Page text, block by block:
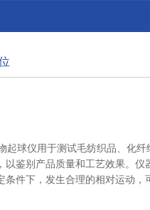
起球仪用于测试毛纺织品、化纤
以鉴别产品质量和工艺效果。仪
条件下，发生合理的相对运动，